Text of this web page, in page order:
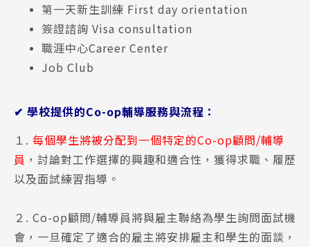
第一天新生訓練 First day orientation
簽證諮詢 Visa consultation
職涯中心Career Center
Job Club
✔ 學校提供的Co-op輔導服務與流程：
１. 每個學生將被分配到一個特定的Co-op顧問/輔導
員 ，討論對工作選擇的興趣和適合性，獲得求職、履歷
以及面試練習指導​。
２. Co-op顧問/輔導員將與雇主聯絡為學生詢問面試機
會，一旦確定了適合的雇主將安排雇主和學生的面談，